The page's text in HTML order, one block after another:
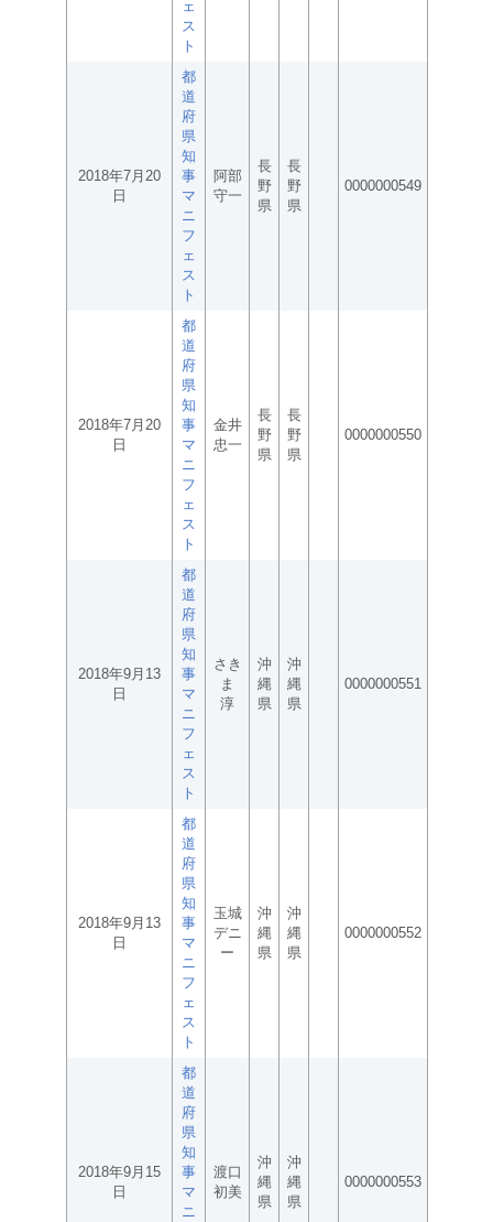
ェ
ス
ト
2018年7月20
日
都
道
府
県
知
事
マ
ニ
フ
ェ
ス
ト
阿部
守一
長
野
県
長
野
県
0000000549
2018年7月20
日
都
道
府
県
知
事
マ
ニ
フ
ェ
ス
ト
金井
忠一
長
野
県
長
野
県
0000000550
2018年9月13
日
都
道
府
県
知
事
マ
ニ
フ
ェ
ス
ト
さき
ま
淳
沖
縄
県
沖
縄
県
0000000551
2018年9月13
日
都
道
府
県
知
事
マ
ニ
フ
ェ
ス
ト
玉城
デニ
ー
沖
縄
県
沖
縄
県
0000000552
2018年9月15
日
都
道
府
県
知
事
マ
ニ
渡口
初美
沖
縄
県
沖
縄
県
0000000553